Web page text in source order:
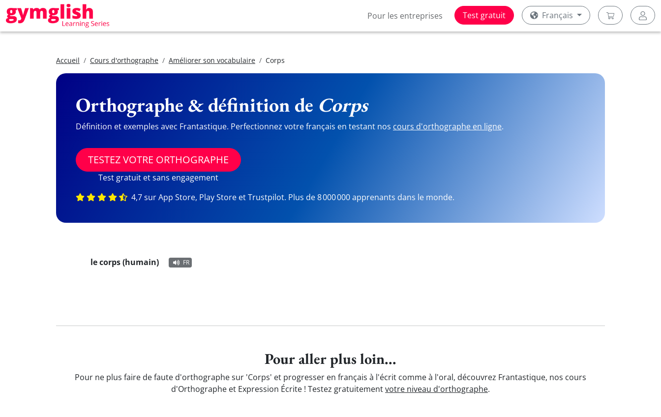
Pour les entreprises Test gratuit Français
Accueil Cours d'orthographe Améliorer son vocabulaire Corps
Orthographe & définition de Corps
Définition et exemples avec Frantastique. Perfectionnez votre français en testant nos cours d'orthographe en ligne.
TESTEZ VOTRE ORTHOGRAPHE
Test gratuit et sans engagement
4,7 sur App Store, Play Store et Trustpilot. Plus de 8 000 000 apprenants dans le monde.
le corps (humain) FR
Pour aller plus loin...
Pour ne plus faire de faute d'orthographe sur 'Corps' et progresser en français à l'écrit comme à l'oral, découvrez Frantastique, nos cours
d'Orthographe et Expression Écrite ! Testez gratuitementvotre niveau d'orthographe.